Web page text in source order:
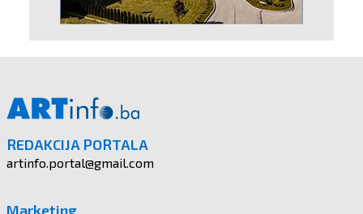
REDAKCIJA PORTALA
artinfo.portal@gmail.com
Marketing